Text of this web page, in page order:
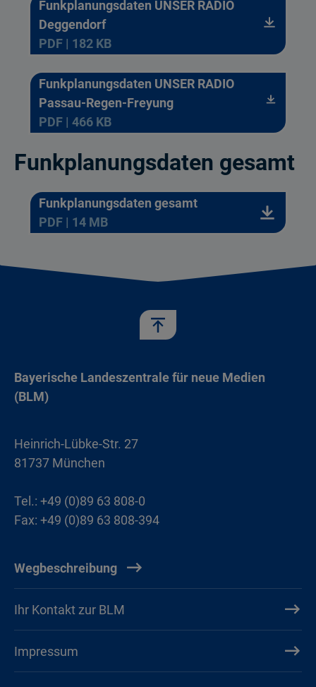
Funkplanungsdaten UNSER RADIO
Deggendorf
PDF | 182 KB
Funkplanungsdaten UNSER RADIO
Passau-Regen-Freyung
PDF | 466 KB
Funkplanungsdaten gesamt
Funkplanungsdaten gesamt
PDF | 14 MB
Bayerische Landeszentrale für neue Medien
(BLM)
Heinrich-Lübke-Str. 27
81737 München
Tel.: +49 (0)89 63 808-0
Fax: +49 (0)89 63 808-394
Wegbeschreibung
Ihr Kontakt zur BLM
Impressum